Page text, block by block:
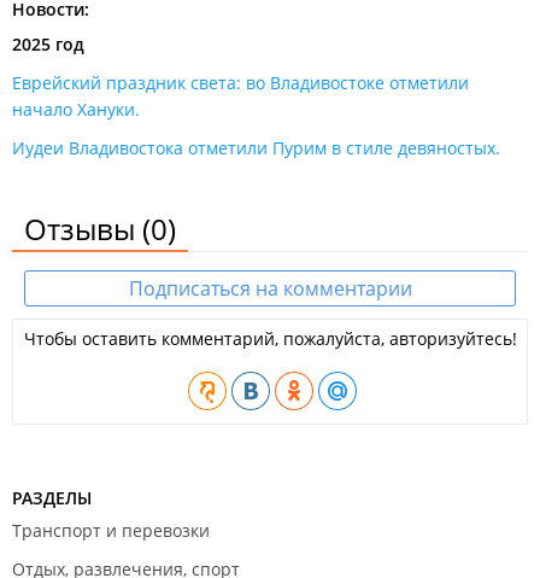
Новости:
2025 год
Еврейский праздник света: во Владивостоке отметили
начало Хануки​.
Иудеи Владивостока отметили Пурим в стиле девяностых.
Отзывы (0)
Подписаться на комментарии
Чтобы оставить комментарий, пожалуйста, авторизуйтесь!
РАЗДЕЛЫ
Транспорт и перевозки
Отдых, развлечения, спорт